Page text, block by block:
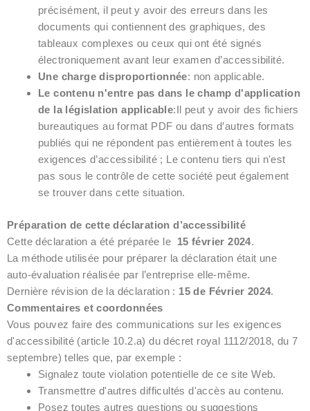
précisément, il peut y avoir des erreurs dans les
documents qui contiennent des graphiques, des
tableaux complexes ou ceux qui ont été signés
électroniquement avant leur examen d’accessibilité.
Une charge disproportionnée: non applicable.
Le contenu n'entre pas dans le champ d'application
de la législation applicable:Il peut y avoir des fichiers
bureautiques au format PDF ou dans d’autres formats
publiés qui ne répondent pas entièrement à toutes les
exigences d’accessibilité ; Le contenu tiers qui n'est
pas sous le contrôle de cette société peut également
se trouver dans cette situation.
Préparation de cette déclaration d’accessibilité
Cette déclaration a été préparée le 15 février 2024.
La méthode utilisée pour préparer la déclaration était une
auto-évaluation réalisée par l’entreprise elle-même.
Dernière révision de la déclaration : 15 de Février 2024.
Commentaires et coordonnées
Vous pouvez faire des communications sur les exigences
d'accessibilité (article 10.2.a) du décret royal 1112/2018, du 7
septembre) telles que, par exemple :
Signalez toute violation potentielle de ce site Web.
Transmettre d'autres difficultés d'accès au contenu.
Posez toutes autres questions ou suggestions